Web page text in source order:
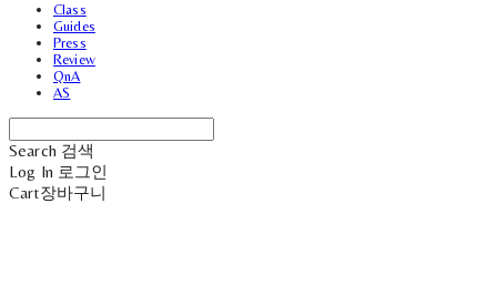
Class
Guides
Press
Review
QnA
AS
Search 검색
Log In 로그인
Cart장바구니